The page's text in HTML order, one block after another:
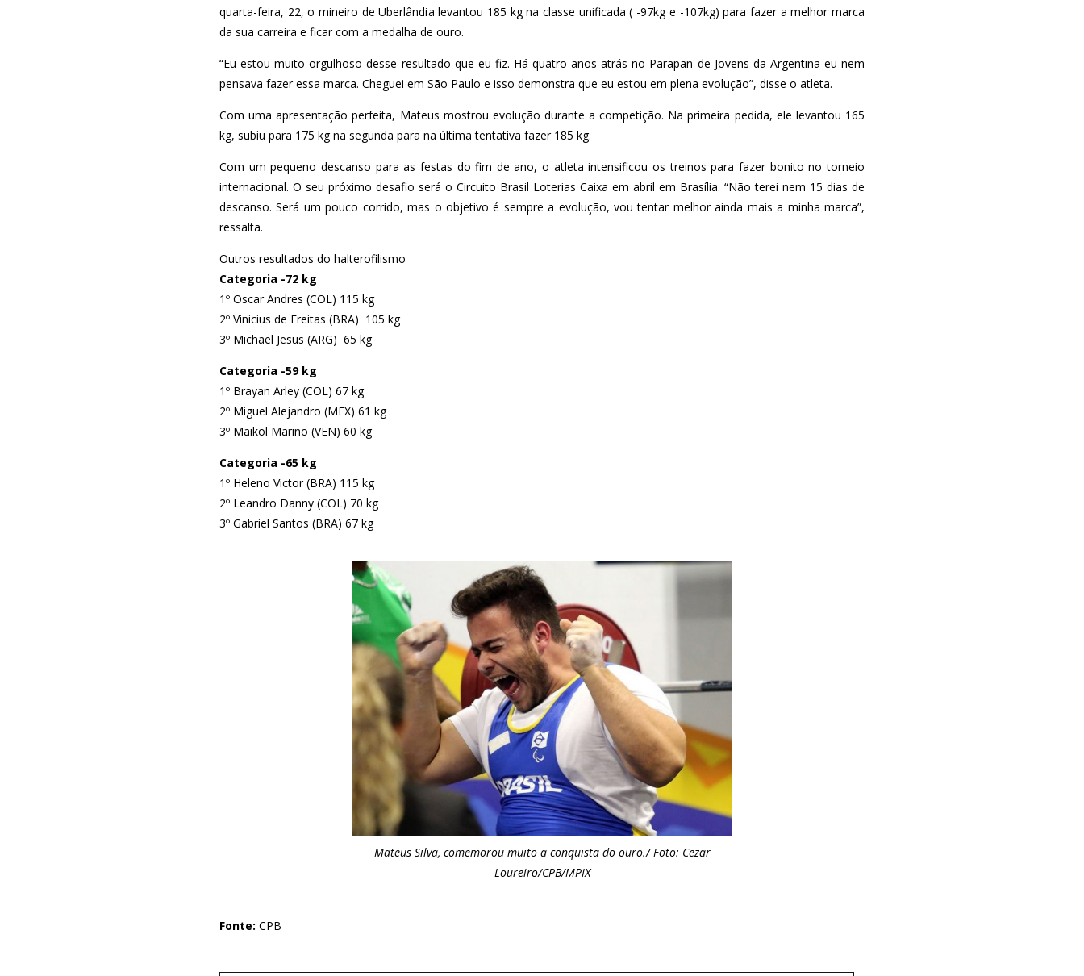
quarta-feira, 22, o mineiro de Uberlândia levantou 185 kg na classe unificada ( -97kg e -107kg) para fazer a melhor marca
da sua carreira e ficar com a medalha de ouro.
“Eu estou muito orgulhoso desse resultado que eu fiz. Há quatro anos atrás no Parapan de Jovens da Argentina eu nem
pensava fazer essa marca. Cheguei em São Paulo e isso demonstra que eu estou em plena evolução”, disse o atleta.
Com uma apresentação perfeita, Mateus mostrou evolução durante a competição. Na primeira pedida, ele levantou 165
kg, subiu para 175 kg na segunda para na última tentativa fazer 185 kg.
Com um pequeno descanso para as festas do fim de ano, o atleta intensificou os treinos para fazer bonito no torneio
internacional. O seu próximo desafio será o Circuito Brasil Loterias Caixa em abril em Brasília. “Não terei nem 15 dias de
descanso. Será um pouco corrido, mas o objetivo é sempre a evolução, vou tentar melhor ainda mais a minha marca”,
ressalta.
Outros resultados do halterofilismo
Categoria -72 kg
1º Oscar Andres (COL) 115 kg
2º Vinicius de Freitas (BRA) 105 kg
3º Michael Jesus (ARG) 65 kg
Categoria -59 kg
1º Brayan Arley (COL) 67 kg
2º Miguel Alejandro (MEX) 61 kg
3º Maikol Marino (VEN) 60 kg
Categoria -65 kg
1º Heleno Victor (BRA) 115 kg
2º Leandro Danny (COL) 70 kg
3º Gabriel Santos (BRA) 67 kg
Mateus Silva, comemorou muito a conquista do ouro./ Foto: Cezar
Loureiro/CPB/MPIX
Fonte: CPB